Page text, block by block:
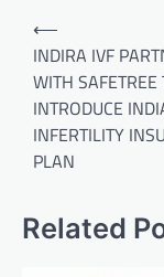
Post
navigation
⟵
INDIRA IVF
WITH SAFETREE
INTRODUCE
INFERTILITY
PLAN
Related